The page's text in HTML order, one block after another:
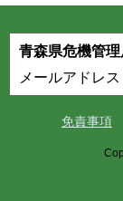
青森県危機管
メールアドレ
免責事項